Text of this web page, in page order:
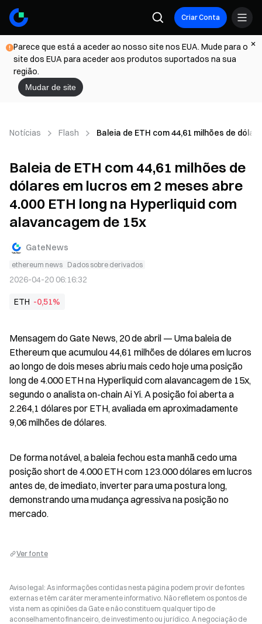
Criar Conta
Parece que está a aceder ao nosso site nos EUA. Mude para o
site dos EUA para aceder aos produtos suportados na sua
região.
Mudar de site
Notícias Flash Baleia de ETH com 44,61 milhões de
Baleia de ETH com 44,61 milhões de
dólares em lucros em 2 meses abre
4.000 ETH long na Hyperliquid com
alavancagem de 15x
GateNews
ethereum news Dados sobre derivados
2026-04-20 06:16:32
ETH -0,51%
Mensagem do Gate News, 20 de abril — Uma baleia de
Ethereum que acumulou 44,61 milhões de dólares em lucros
ao longo de dois meses abriu mais cedo hoje uma posição
long de 4.000 ETH na Hyperliquid com alavancagem de 15x,
segundo o analista on-chain Ai Yi. A posição foi aberta a
2.264,1 dólares por ETH, avaliada em aproximadamente
9,06 milhões de dólares.
De forma notável, a baleia fechou esta manhã cedo uma
posição short de 4.000 ETH com 123.000 dólares em lucros
antes de, de imediato, inverter para uma postura long,
demonstrando uma mudança agressiva na posição no
mercado.
Ver fonte
Aviso legal: As informações contidas nesta página podem provir de fontes
externas e têm caráter meramente informativo. Não refletem os pontos de
vista nem as opiniões da Gate e não constituem qualquer tipo de
aconselhamento financeiro, de investimento ou jurídico. A negociação de